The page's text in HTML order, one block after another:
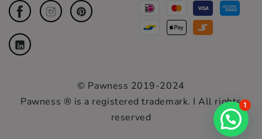
© Pawness 2019-2024
Pawness ® is a registered trademark. I All rights
reserved
1